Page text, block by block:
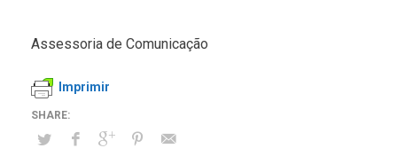
Assessoria de Comunicação
Imprimir